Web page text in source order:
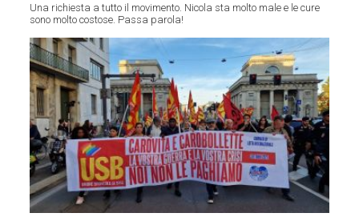
Una richiesta a tutto il movimento. Nicola sta molto male e le cure
sono molto costose. Passa parola!